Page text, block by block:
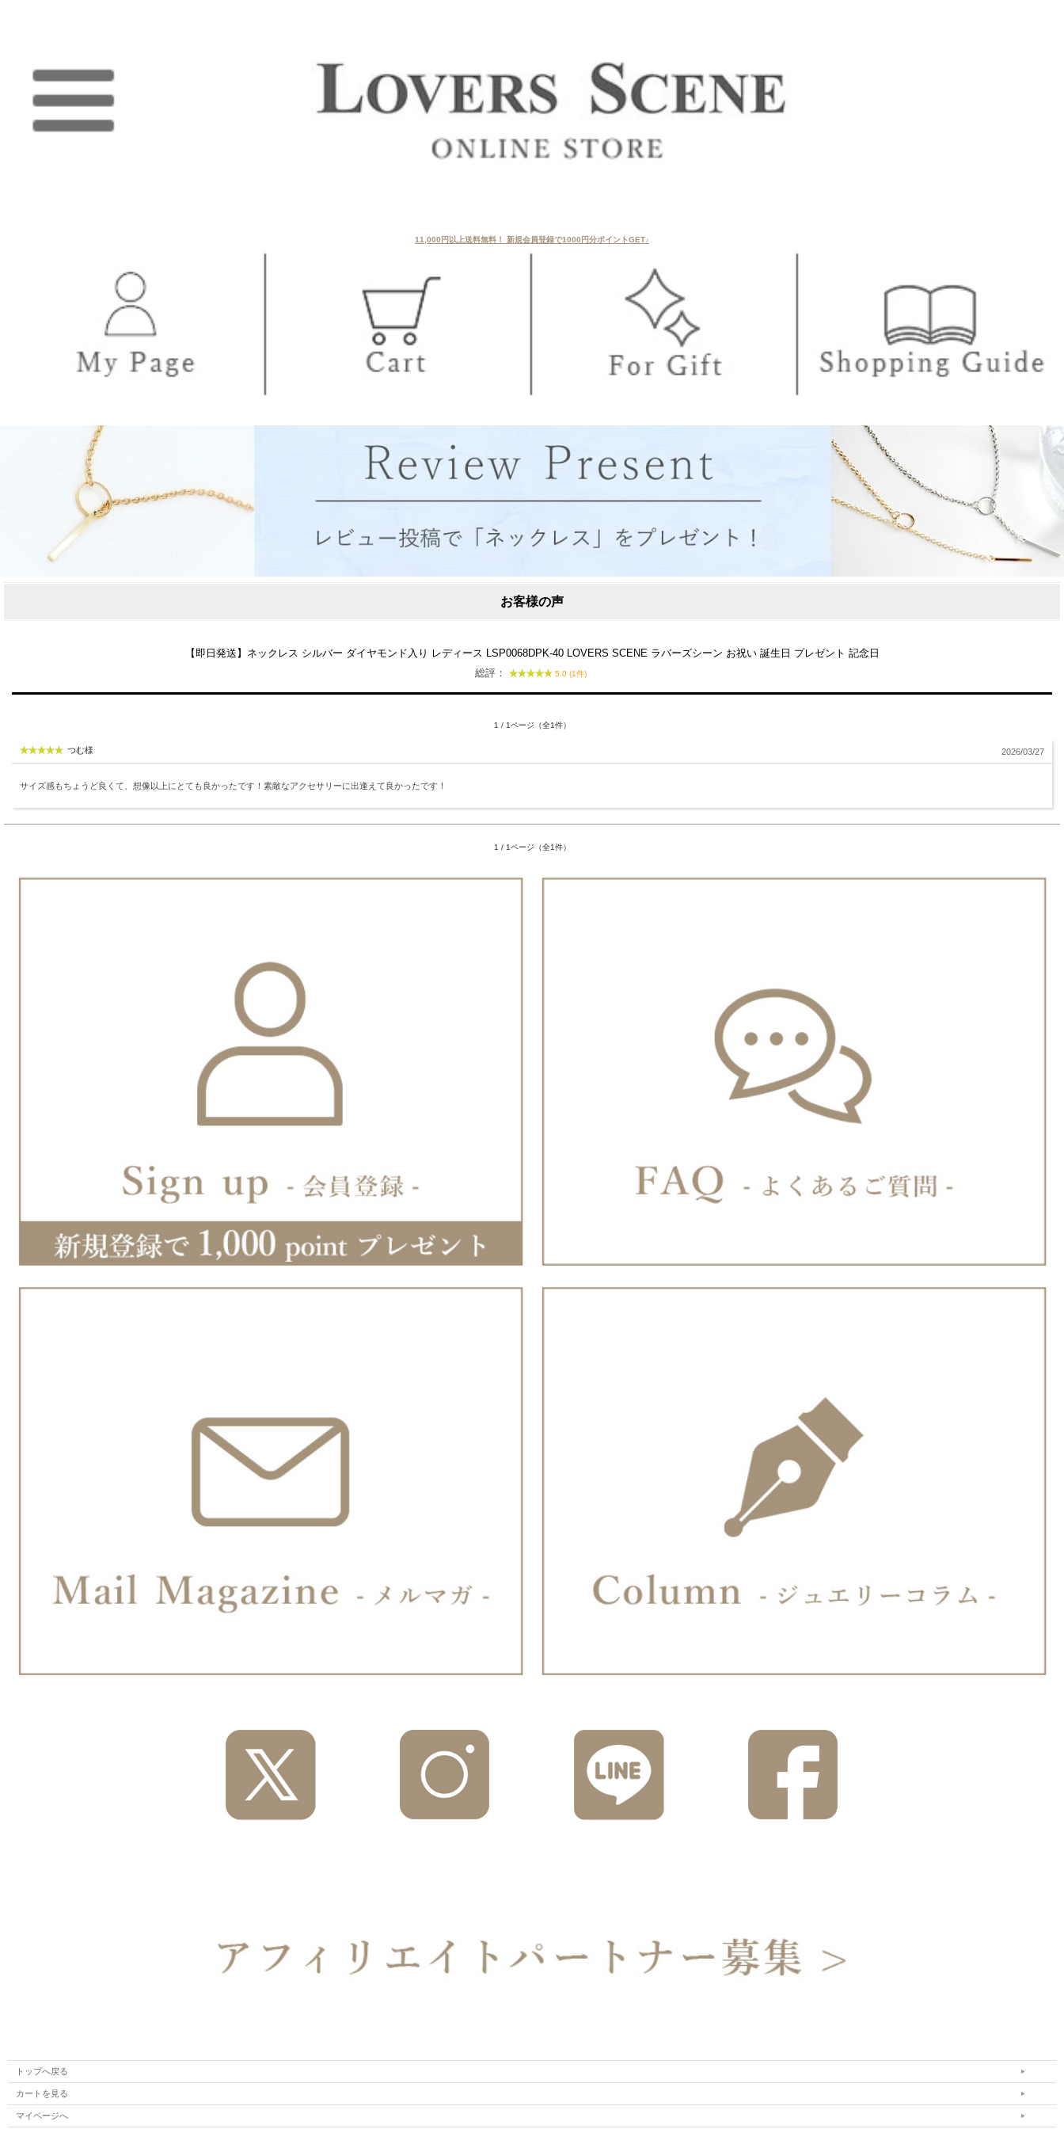
11,000円以上送料無料！ 新規会員登録で1000円分ポイントGET♪
お客様の声
【即日発送】ネックレス シルバー ダイヤモンド入り レディース LSP0068DPK-40 LOVERS SCENE ラバーズシーン お祝い 誕生日 プレゼント 記念日
総評：
5.0 (1件)
1 / 1ページ（全1件）
つむ様 2026/03/27
サイズ感もちょうど良くて、想像以上にとても良かったです！素敵なアクセサリーに出逢えて良かったです！
1 / 1ページ（全1件）
トップへ戻る
カートを見る
マイページへ